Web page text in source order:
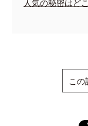
人気の秘密はど
こ